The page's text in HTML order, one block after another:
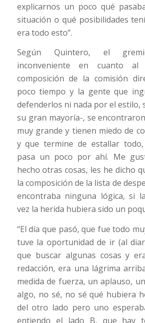
explicarnos un poco qué
situación o qué posibilidades
era todo esto”.
Según Quintero, el
inconveniente en cuanto
composición de la comisión
poco tiempo y la gente que
defenderlos ni nada por el estilo,
su gran mayoría-, se
muy grande y tienen miedo de
y que termine de estallar
pasa un poco por ahí. Me
hecho otras cosas, les he dicho
la composición de la lista de
encontraba ninguna lógica, si
vez la herida hubiera sido un
“El día que pasó, que fue todo
tuve la oportunidad de ir (al
que buscar algunas cosas y
redacción, era una lágrima
medida de fuerza, un aplauso,
algo, no sé, no sé qué hubiera
del otro lado pero uno
entiendo el lado B, que hay